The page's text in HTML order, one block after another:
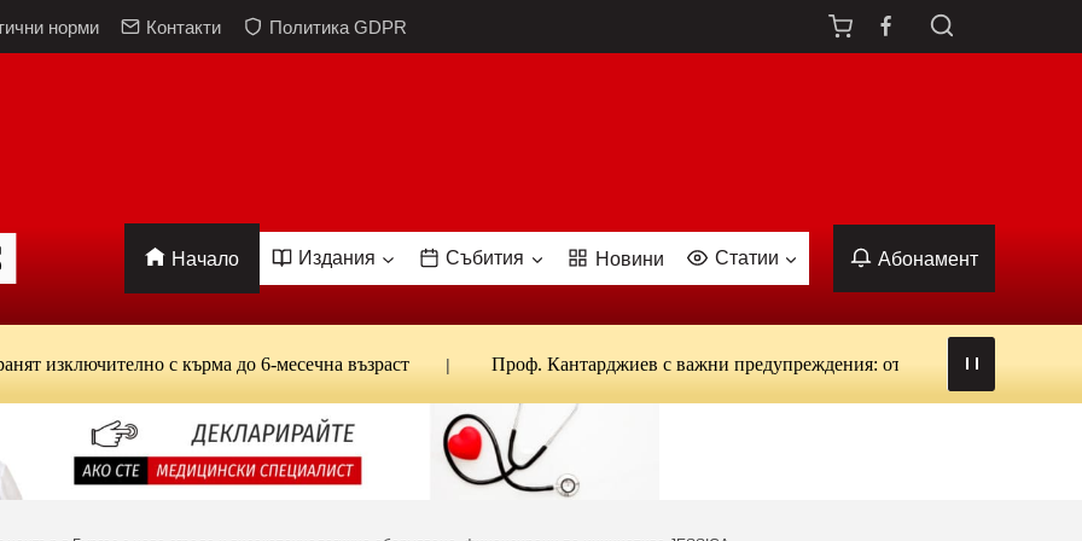
норми Контакти Политика GDPR
Начало Издания Събития Новини Статии Абонамент
с кърма до 6-месечна възраст Проф. Кантарджиев с важни предупреждения: от вируси и ухапвания от